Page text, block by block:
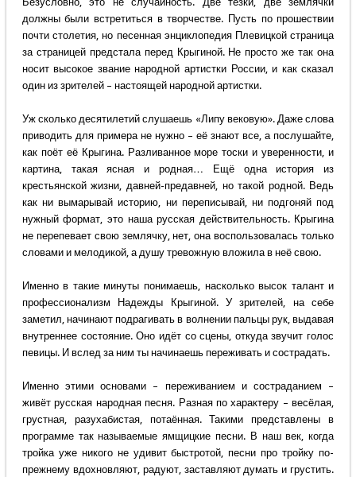
должны были встретиться в творчестве. Пусть по прошествии
почти столетия, но песенная энциклопедия Плевицкой страница
за страницей предстала перед Крыгиной. Не просто же так она
носит высокое звание народной артистки России, и как сказал
один из зрителей – настоящей народной артистки.
Уж сколько десятилетий слушаешь «Липу вековую». Даже слова
приводить для примера не нужно – её знают все, а послушайте,
как поёт её Крыгина. Разливанное море тоски и уверенности, и
картина, такая ясная и родная… Ещё одна история из
крестьянской жизни, давней-предавней, но такой родной. Ведь
как ни вымарывай историю, ни переписывай, ни подгоняй под
нужный формат, это наша русская действительность. Крыгина
не перепевает свою землячку, нет, она воспользовалась только
словами и мелодикой, а душу тревожную вложила в неё свою.
Именно в такие минуты понимаешь, насколько высок талант и
профессионализм Надежды Крыгиной. У зрителей, на себе
заметил, начинают подрагивать в волнении пальцы рук, выдавая
внутреннее состояние. Оно идёт со сцены, откуда звучит голос
певицы. И вслед за ним ты начинаешь переживать и сострадать.
Именно этими основами – переживанием и состраданием –
живёт русская народная песня. Разная по характеру – весёлая,
грустная, разухабистая, потаённая. Такими представлены в
программе так называемые ямщицкие песни. В наш век, когда
тройка уже никого не удивит быстротой, песни про тройку по-
прежнему вдохновляют, радуют, заставляют думать и грустить.